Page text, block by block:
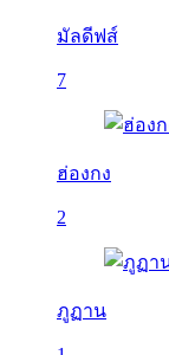
มัลดีฟส์
7
ฮ่องกง
2
ภูฏาน